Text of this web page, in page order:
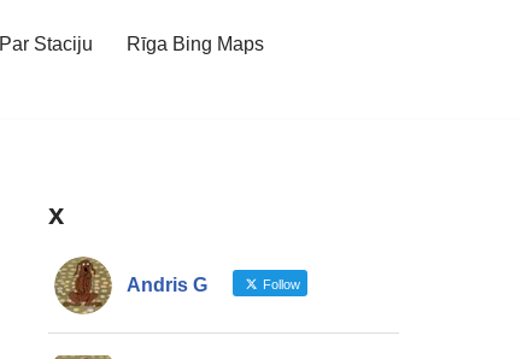
Par Staciju
Rīga Bing Maps
x
Andris G Follow